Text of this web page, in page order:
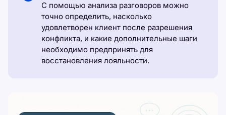
С помощью анализа разговоров можно
точно определить, насколько
удовлетворен клиент после разрешения
конфликта, и какие дополнительные шаги
необходимо предпринять для
восстановления лояльности.